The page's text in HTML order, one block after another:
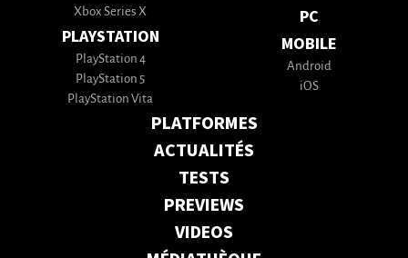
Xbox Series X
PLAYSTATION
PlayStation 4
PlayStation 5
PlayStation Vita
PC
MOBILE
Android
iOS
PLATFORMES
ACTUALITÉS
TESTS
PREVIEWS
VIDEOS